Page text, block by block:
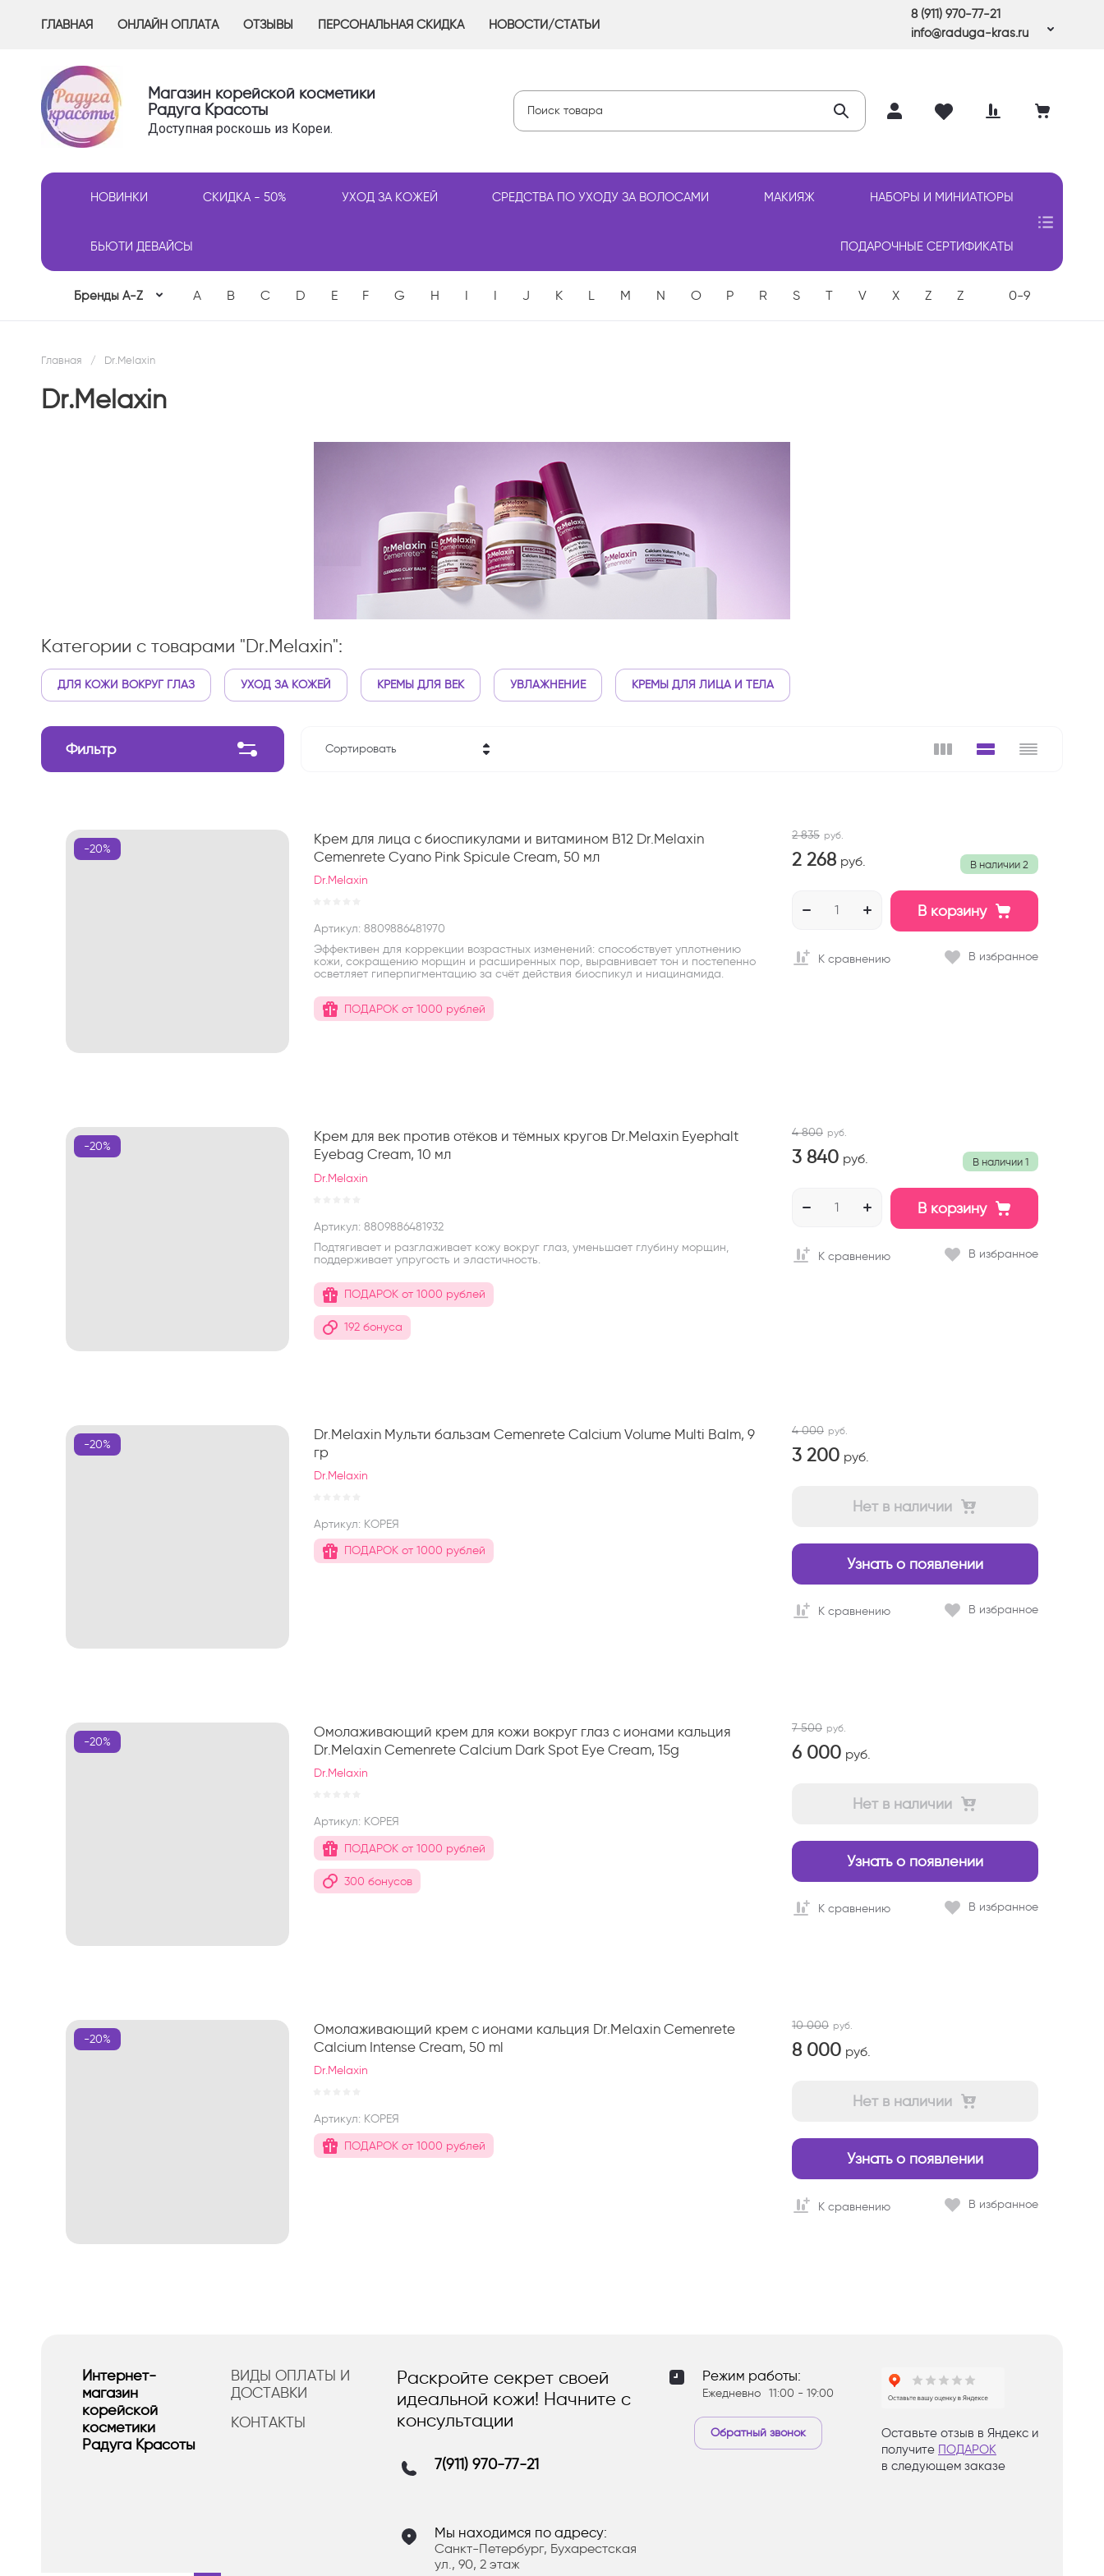
ГЛАВНАЯ ОНЛАЙН ОПЛАТА ОТЗЫВЫ ПЕРСОНАЛЬНАЯ СКИДКА НОВОСТИ/СТАТЬИ
8 (911) 970-77-21
info@raduga-kras.ru
Магазин корейской косметики
Радуга Красоты
Доступная роскошь из Кореи.
НОВИНКИ СКИДКА - 50% УХОД ЗА КОЖЕЙ СРЕДСТВА ПО УХОДУ ЗА ВОЛОСАМИ МАКИЯЖ НАБОРЫ И МИНИАТЮРЫ
БЬЮТИ ДЕВАЙСЫ ПОДАРОЧНЫЕ СЕРТИФИКАТЫ
Бренды A-Z 0-9
A B C D E F G H I I J K L M N O P R S T V X Z Z
Главная / Dr.Melaxin
Dr.Melaxin
Категории с товарами "Dr.Melaxin":
ДЛЯ КОЖИ ВОКРУГ ГЛАЗ УХОД ЗА КОЖЕЙ КРЕМЫ ДЛЯ ВЕК УВЛАЖНЕНИЕ КРЕМЫ ДЛЯ ЛИЦА И ТЕЛА
Фильтр Сортировать
Название - Я-А
Название - А-Я
-20%
Крем для лица с биоспикулами и витамином B12 Dr.Melaxin
Cemenrete Cyano Pink Spicule Cream, 50 мл
Dr.Melaxin
Артикул: 8809886481970
Эффективен для коррекции возрастных изменений: способствует уплотнению
кожи, сокращению морщин и расширенных пор, выравнивает тон и постепенно
осветляет гиперпигментацию за счёт действия биоспикул и ниацинамида.
ПОДАРОК от 1000 рублей
В наличии 2
2 835 руб.
2 268 руб.
В корзину
К сравнению В избранное
-20%
Крем для век против отёков и тёмных кругов Dr.Melaxin Eyephalt
Eyebag Cream, 10 мл
Dr.Melaxin
Артикул: 8809886481932
Подтягивает и разглаживает кожу вокруг глаз, уменьшает глубину морщин,
поддерживает упругость и эластичность.
ПОДАРОК от 1000 рублей
192 бонуса
В наличии 1
4 800 руб.
3 840 руб.
В корзину
К сравнению В избранное
-20%
Dr.Melaxin Мульти бальзам Cemenrete Calcium Volume Multi Balm, 9
гр
Dr.Melaxin
Артикул: КОРЕЯ
ПОДАРОК от 1000 рублей
4 000 руб.
3 200 руб.
Нет в наличии
Узнать о появлении
К сравнению В избранное
-20%
Омолаживающий крем для кожи вокруг глаз с ионами кальция
Dr.Melaxin Cemenrete Calcium Dark Spot Eye Cream, 15g
Dr.Melaxin
Артикул: КОРЕЯ
ПОДАРОК от 1000 рублей
300 бонусов
7 500 руб.
6 000 руб.
Нет в наличии
Узнать о появлении
К сравнению В избранное
-20%
Омолаживающий крем с ионами кальция Dr.Melaxin Cemenrete
Calcium Intense Cream, 50 ml
Dr.Melaxin
Артикул: КОРЕЯ
ПОДАРОК от 1000 рублей
10 000 руб.
8 000 руб.
Нет в наличии
Узнать о появлении
К сравнению В избранное
Интернет-
магазин
корейской
косметики
Радуга Красоты
ВИДЫ ОПЛАТЫ И
ДОСТАВКИ
КОНТАКТЫ
Раскройте секрет своей
идеальной кожи! Начните с
консультации
7(911) 970-77-21
Мы находимся по адресу:
Санкт-Петербург, Бухарестская
ул., 90, 2 этаж
Режим работы:
Ежедневно 11:00 - 19:00
Обратный звонок
Оставьте отзыв в Яндекс и
получите ПОДАРОК
в следующем заказе